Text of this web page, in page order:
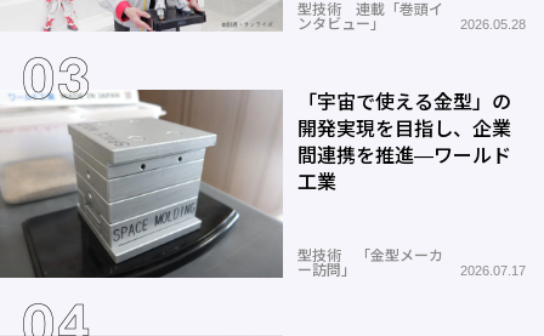
型技術 連載「巻頭イ
ンタビュー」
2026.05.28
「宇宙で使える金型」の
開発実現を目指し、企業
間連携を推進―ワールド
工業
型技術 「金型メーカ
ー訪問」
2026.07.17